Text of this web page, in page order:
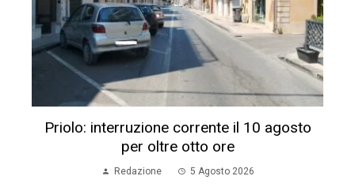
Priolo: interruzione corrente il 10 agosto
per oltre otto ore
Redazione 5 Agosto 2026